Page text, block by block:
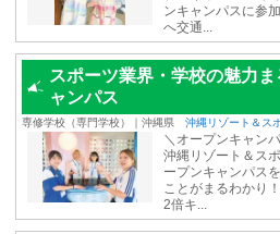
ンキャンパスに参
へ交通...
スポーツ業界・学校の魅力
ャンパス
専修学校（専門学校）｜沖縄県 沖縄リゾート＆ス
＼オープンキャン
沖縄リゾート＆ス
ープンキャンパス
ことがまるわかり
2倍キ...